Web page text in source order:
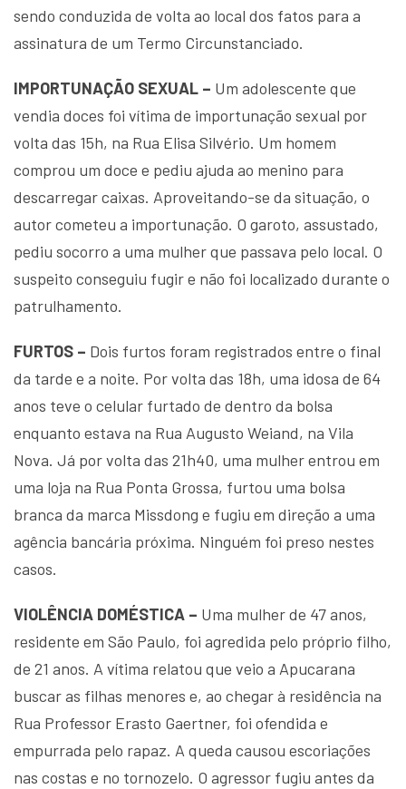
sendo conduzida de volta ao local dos fatos para a
assinatura de um Termo Circunstanciado.
IMPORTUNAÇÃO SEXUAL – Um adolescente que
vendia doces foi vítima de importunação sexual por
volta das 15h, na Rua Elisa Silvério. Um homem
comprou um doce e pediu ajuda ao menino para
descarregar caixas. Aproveitando-se da situação, o
autor cometeu a importunação. O garoto, assustado,
pediu socorro a uma mulher que passava pelo local. O
suspeito conseguiu fugir e não foi localizado durante o
patrulhamento.
FURTOS – Dois furtos foram registrados entre o final
da tarde e a noite. Por volta das 18h, uma idosa de 64
anos teve o celular furtado de dentro da bolsa
enquanto estava na Rua Augusto Weiand, na Vila
Nova. Já por volta das 21h40, uma mulher entrou em
uma loja na Rua Ponta Grossa, furtou uma bolsa
branca da marca Missdong e fugiu em direção a uma
agência bancária próxima. Ninguém foi preso nestes
casos.
VIOLÊNCIA DOMÉSTICA – Uma mulher de 47 anos,
residente em São Paulo, foi agredida pelo próprio filho,
de 21 anos. A vítima relatou que veio a Apucarana
buscar as filhas menores e, ao chegar à residência na
Rua Professor Erasto Gaertner, foi ofendida e
empurrada pelo rapaz. A queda causou escoriações
nas costas e no tornozelo. O agressor fugiu antes da